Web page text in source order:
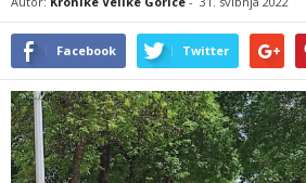
Facebook Twitter